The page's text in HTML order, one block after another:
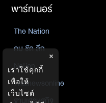
พาร์ทเนอร์
The Nation
คม ชัด ลึก
Nation
Thainewsonline
×
เราใช้คุกกี้
เพื่อให้
เว็บไซต์